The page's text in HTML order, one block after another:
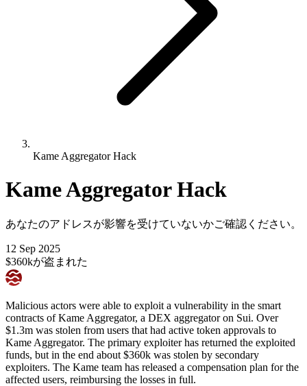
Kame Aggregator Hack
Kame Aggregator Hack
あなたのアドレスが影響を受けていないかご確認ください。
12 Sep 2025
$360kが盗まれた
Malicious actors were able to exploit a vulnerability in the smart
contracts of Kame Aggregator, a DEX aggregator on Sui. Over
$1.3m was stolen from users that had active token approvals to
Kame Aggregator. The primary exploiter has returned the exploited
funds, but in the end about $360k was stolen by secondary
exploiters. The Kame team has released a compensation plan for the
affected users, reimbursing the losses in full.